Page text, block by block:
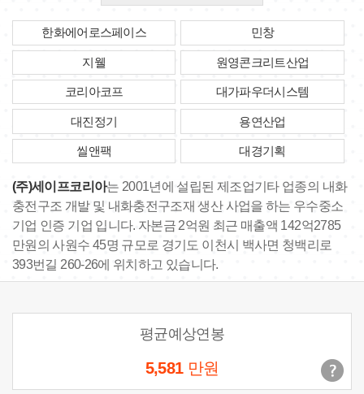
한화에어로스페이스 민창
지웰 원영콘크리트산업
코리아코프 대가파우더시스템
대진정기 용연산업
씰앤팩 대경기획
(주)세이프코리아는 2001년에 설립된 제조업기타 업종의 내화
충전구조 개발 및 내화충전구조재 생산 사업을 하는 우수중소
기업 인증 기업 입니다. 자본금 2억원 최근 매출액 142억2785
만원의 사원수 45명 규모로 경기도 이천시 백사면 청백리로
393번길 260-26에 위치하고 있습니다.
평균예상연봉
5,581 만원